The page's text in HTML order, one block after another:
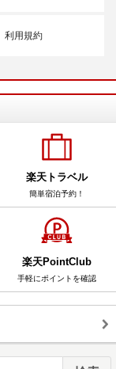
利用規約
楽天トラベル
簡単宿泊予約！
楽天PointClub
手軽にポイントを確認